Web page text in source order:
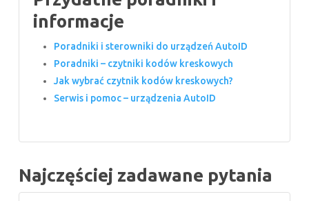
informacje
Poradniki i sterowniki do urządzeń AutoID
Poradniki – czytniki kodów kreskowych
Jak wybrać czytnik kodów kreskowych?
Serwis i pomoc – urządzenia AutoID
Najczęściej zadawane pytania